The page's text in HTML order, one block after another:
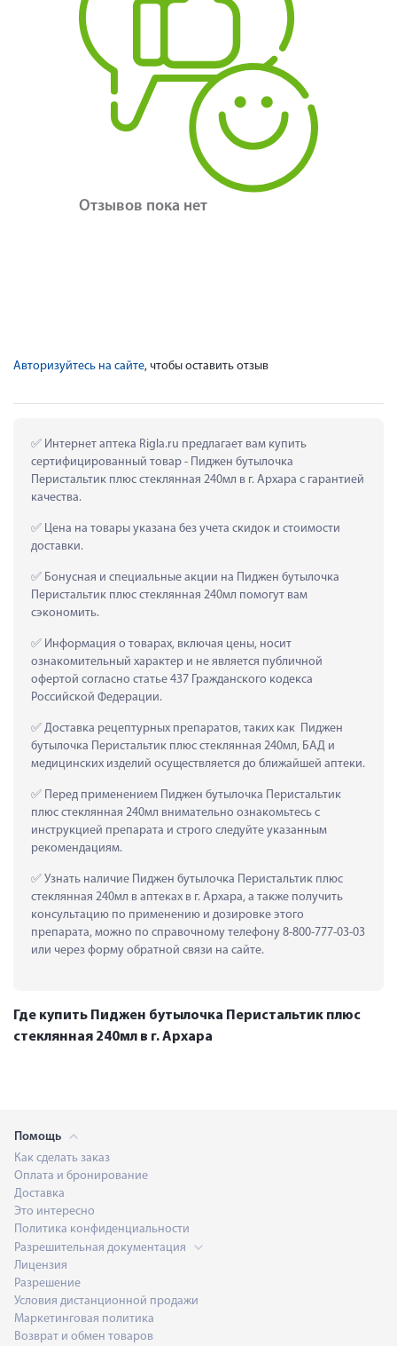
Отзывов пока нет
Авторизуйтесь на сайте, чтобы оставить отзыв
Интернет аптека Rigla.ru предлагает вам купить
сертифицированный товар - Пиджен бутылочка
Перистальтик плюс стеклянная 240мл в г. Архара с гарантией
качества.
Цена на товары указана без учета скидок и стоимости
доставки.
Бонусная и специальные акции на Пиджен бутылочка
Перистальтик плюс стеклянная 240мл помогут вам
сэкономить.
Информация о товарах, включая цены, носит
ознакомительный характер и не является публичной
офертой согласно статье 437 Гражданского кодекса
Российской Федерации.
Доставка рецептурных препаратов, таких как  Пиджен
бутылочка Перистальтик плюс стеклянная 240мл, БАД и
медицинских изделий осуществляется до ближайшей аптеки.
Перед применением Пиджен бутылочка Перистальтик
плюс стеклянная 240мл внимательно ознакомьтесь с
инструкцией препарата и строго следуйте указанным
рекомендациям.
Узнать наличие Пиджен бутылочка Перистальтик плюс
стеклянная 240мл в аптеках в г. Архара, а также получить
консультацию по применению и дозировке этого
препарата, можно по справочному телефону 8-800-777-03-03
или через форму обратной связи на сайте.
Где купить Пиджен бутылочка Перистальтик плюс
стеклянная 240мл в г. Архара
Помощь
Как сделать заказ
Оплата и бронирование
Доставка
Это интересно
Политика конфиденциальности
Разрешительная документация
Лицензия
Разрешение
Условия дистанционной продажи
Маркетинговая политика
Возврат и обмен товаров